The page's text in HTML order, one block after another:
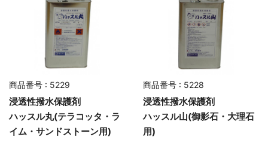
商品番号 : 5229
浸透性撥水保護剤
ハッスル丸(テラコッタ・ラ
イム・サンドストーン用)
商品番号 : 5228
浸透性撥水保護剤
ハッスル山(御影石・大理石
用)